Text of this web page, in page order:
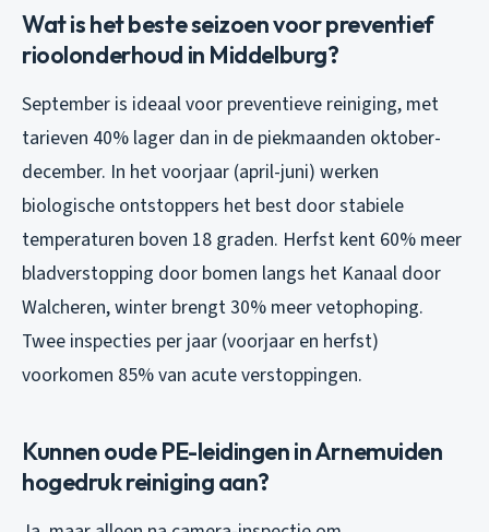
Wat is het beste seizoen voor preventief
rioolonderhoud in Middelburg?
September is ideaal voor preventieve reiniging, met
tarieven 40% lager dan in de piekmaanden oktober-
december. In het voorjaar (april-juni) werken
biologische ontstoppers het best door stabiele
temperaturen boven 18 graden. Herfst kent 60% meer
bladverstopping door bomen langs het Kanaal door
Walcheren, winter brengt 30% meer vetophoping.
Twee inspecties per jaar (voorjaar en herfst)
voorkomen 85% van acute verstoppingen.
Kunnen oude PE-leidingen in Arnemuiden
hogedruk reiniging aan?